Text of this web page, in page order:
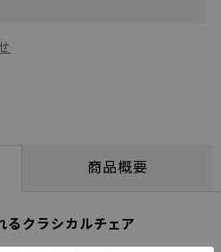
商品概要
るクラシカルチェア